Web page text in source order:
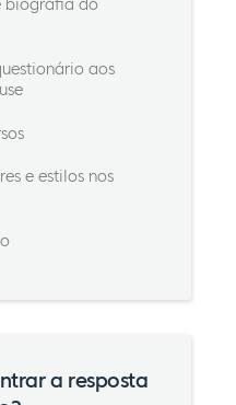
biografia do
aos
e estilos nos
a resposta